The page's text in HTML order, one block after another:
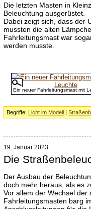
Die letzten Masten in
Beleuchtung ausgerüstet.
Dabei zeigt sich, dass der
mussten die alten
Fahrleitungsmast war
werden musste.
Ein neuer Fahrleitungsmast mit
Begriffe: Licht im Modell |
19. Januar 2023
Die
Der Ausbau der
doch mehr heraus, als es
Vor allem der Wechsel der
Fahrleitungsmasten barg